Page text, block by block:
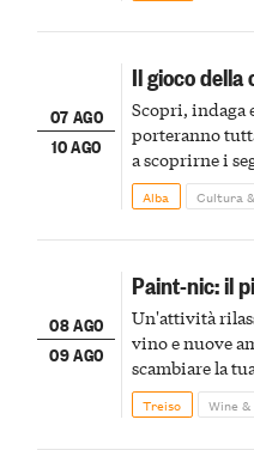
07 AGO
10 AGO
Il gioco della
Scopri, indaga
porteranno
a scoprirne i
Alba Cultura
08 AGO
09 AGO
Paint-nic: il
Un'attività
vino e nuove
scambiare la
Treiso Wine &